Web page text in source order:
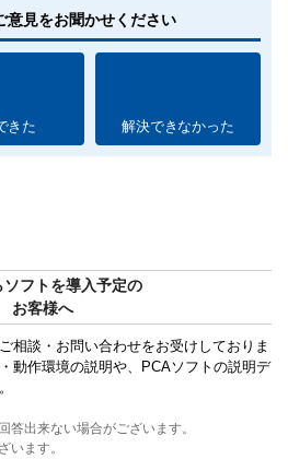
意見をお聞かせください
きた 解決できなかった
ソフトを導入予定の
お客様へ
相談・お問い合わせをお受けしておりま
動作環境の説明や、PCAソフトの説明デ
出来ない場合がございます。
います。